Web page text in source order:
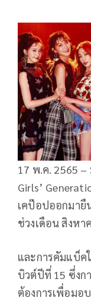
17 พ.ค. 2565 –
Girls’
เคป๊อปออกมา
ช่วงเดือน สิงหา
และการคัมแบ็ค
บิวต์ปีที่ 15 ซึ่งก
ต้องการเพื่อม